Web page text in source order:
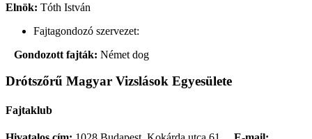
Elnök: Tóth István
Fajtagondozó szervezet:
Gondozott fajták: Német dog
Drótszőrű Magyar Vizslások Egyesülete
Fajtaklub